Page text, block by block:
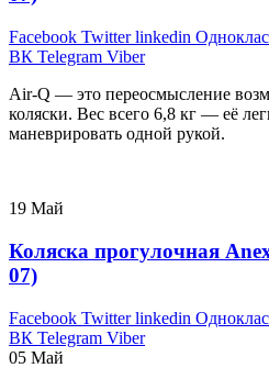
Facebook Twitter linkedin
ВК Telegram Viber
Air-Q — это переосмысление
коляски. Вес всего 6,8 кг — её
маневрировать одной рукой.
19 Май
Коляска прогулочная
07)
Facebook Twitter linkedin
ВК Telegram Viber
05 Май